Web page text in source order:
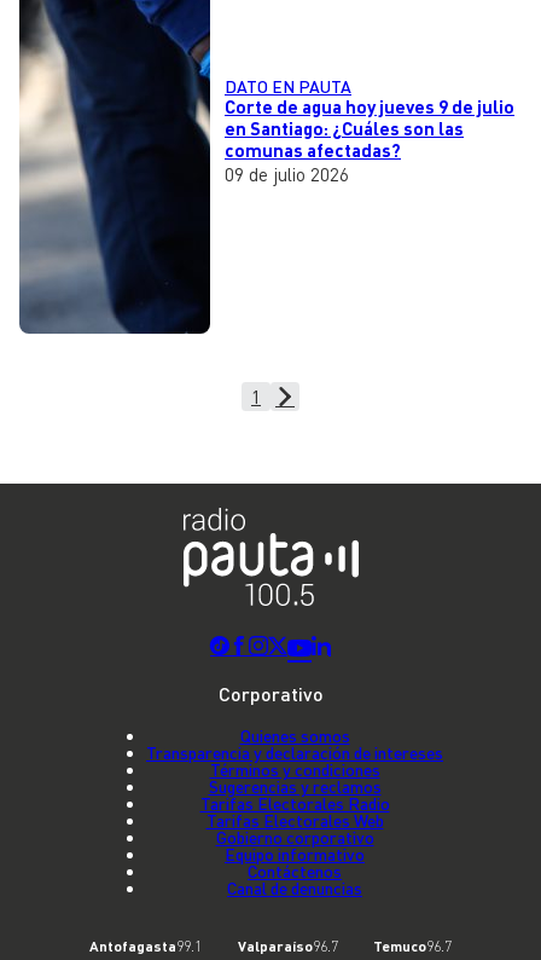
DATO EN PAUTA
Corte de agua hoy jueves 9 de julio
en Santiago: ¿Cuáles son las
comunas afectadas?
09 de julio 2026
1
Corporativo
Quienes somos
Transparencia y declaración de intereses
Términos y condiciones
Sugerencias y reclamos
Tarifas Electorales Radio
Tarifas Electorales Web
Gobierno corporativo
Equipo informativo
Contáctenos
Canal de denuncias
Antofagasta99.1 Valparaíso96.7 Temuco96.7